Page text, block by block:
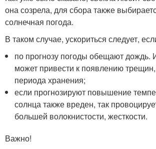
она созрела, для сбора также
солнечная погода.
В таком случае, ускориться следует,
по прогнозу погоды обещают дождь.
может привести к появлению
периода хранения;
если прогнозируют повышение
солнца также вреден, так
большей волокнистости, жесткости.
Важно!